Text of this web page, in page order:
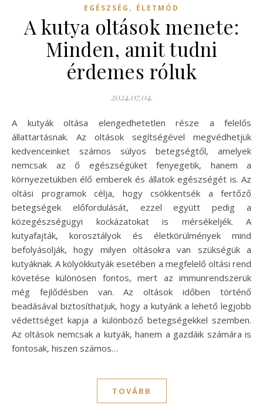
EGÉSZSÉG , ÉLETMÓD
A kutya oltások menete:
Minden, amit tudni
érdemes róluk
2024.07.04.
A kutyák oltása elengedhetetlen része a felelős
állattartásnak. Az oltások segítségével megvédhetjük
kedvenceinket számos súlyos betegségtől, amelyek
nemcsak az ő egészségüket fenyegetik, hanem a
környezetükben élő emberek és állatok egészségét is. Az
oltási programok célja, hogy csökkentsék a fertőző
betegségek előfordulását, ezzel együtt pedig a
közegészségügyi kockázatokat is mérsékeljék. A
kutyafajták, korosztályok és életkörülmények mind
befolyásolják, hogy milyen oltásokra van szükségük a
kutyáknak. A kölyökkutyák esetében a megfelelő oltási rend
követése különösen fontos, mert az immunrendszerük
még fejlődésben van. Az oltások időben történő
beadásával biztosíthatjuk, hogy a kutyánk a lehető legjobb
védettséget kapja a különböző betegségekkel szemben.
Az oltások nemcsak a kutyák, hanem a gazdáik számára is
fontosak, hiszen számos…
TOVÁBB